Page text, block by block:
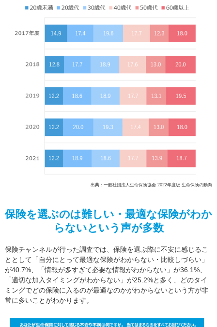
出典：一般社団法人生命保険協会 2022年度版 生命保険の動向
保険を選ぶのは難しい・最適な保険がわか
らないという声が多数
保険チャンネルが行った調査では、保険を選ぶ際に不安に感じるこ
ととして「自分にとって最適な保険がわからない・比較しづらい」
が40.7%、「情報が多すぎて必要な情報がわからない」が36.1%、
「適切な加入タイミングがわからない」が25.2%と多く、どのタイ
ミングでどの保険に入るのが最適なのかがわからないという方が非
常に多いことがわかります。